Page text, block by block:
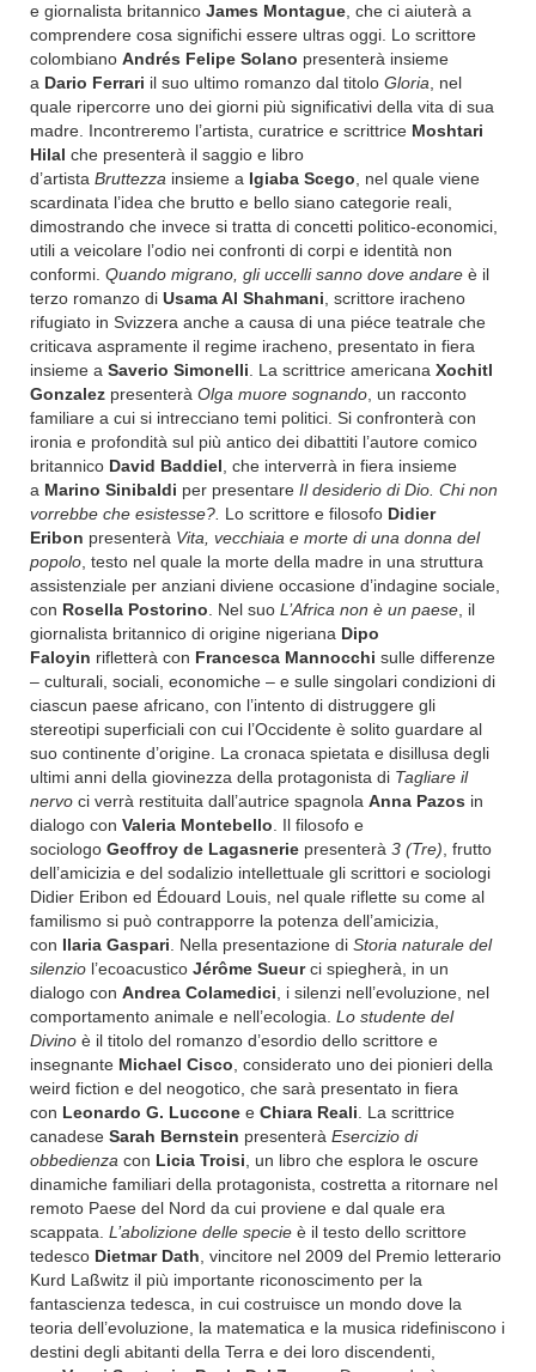
e giornalista britannico James Montague , che ci aiuterà a
comprendere cosa significhi essere ultras oggi. Lo scrittore
colombiano Andrés Felipe Solano presenterà insieme
a Dario Ferrari il suo ultimo romanzo dal titolo Gloria , nel
quale ripercorre uno dei giorni più significativi della vita di sua
madre. Incontreremo l’artista, curatrice e scrittrice Moshtari
Hilal che presenterà il saggio e libro
d’artista Bruttezza insieme a Igiaba Scego , nel quale viene
scardinata l’idea che brutto e bello siano categorie reali,
dimostrando che invece si tratta di concetti politico-economici,
utili a veicolare l’odio nei confronti di corpi e identità non
conformi. Quando migrano, gli uccelli sanno dove andare è il
terzo romanzo di Usama Al Shahmani , scrittore iracheno
rifugiato in Svizzera anche a causa di una piéce teatrale che
criticava aspramente il regime iracheno, presentato in fiera
insieme a Saverio Simonelli . La scrittrice americana Xochitl
Gonzalez presenterà Olga muore sognando , un racconto
familiare a cui si intrecciano temi politici. Si confronterà con
ironia e profondità sul più antico dei dibattiti l’autore comico
britannico David Baddiel , che interverrà in fiera insieme
a Marino Sinibaldi per presentare Il desiderio di Dio. Chi non
vorrebbe che esistesse?. Lo scrittore e filosofo Didier
Eribon presenterà Vita, vecchiaia e morte di una donna del
popolo , testo nel quale la morte della madre in una struttura
assistenziale per anziani diviene occasione d’indagine sociale,
con Rosella Postorino . Nel suo L’Africa non è un paese , il
giornalista britannico di origine nigeriana Dipo
Faloyin rifletterà con Francesca Mannocchi sulle differenze
– culturali, sociali, economiche – e sulle singolari condizioni di
ciascun paese africano, con l’intento di distruggere gli
stereotipi superficiali con cui l’Occidente è solito guardare al
suo continente d’origine. La cronaca spietata e disillusa degli
ultimi anni della giovinezza della protagonista di Tagliare il
nervo ci verrà restituita dall’autrice spagnola Anna Pazos in
dialogo con Valeria Montebello . Il filosofo e
sociologo Geoffroy de Lagasnerie presenterà 3 (Tre) , frutto
dell’amicizia e del sodalizio intellettuale gli scrittori e sociologi
Didier Eribon ed Édouard Louis, nel quale riflette su come al
familismo si può contrapporre la potenza dell’amicizia,
con Ilaria Gaspari . Nella presentazione di Storia naturale del
silenzio l’ecoacustico Jérôme Sueurci spiegherà, in un
dialogo con Andrea Colamedici
i silenzi nell’evoluzione, nel
comportamento animale e nell’ecologia. Lo studente del
Divino è il titolo del romanzo d’esordio dello scrittore e
insegnante Michael Cisco , considerato uno dei pionieri della
weird fiction e del neogotico, che sarà presentato in fiera
con Leonardo G. Luccone e Chiara Reali . La scrittrice
canadese Sarah Bernstein presenterà Esercizio di
obbedienza con Licia Troisi , un libro che esplora le oscure
dinamiche familiari della protagonista, costretta a ritornare nel
remoto Paese del Nord da cui proviene e dal quale era
scappata. L’abolizione delle specie è il testo dello scrittore
tedesco Dietmar Dath , vincitore nel 2009 del Premio letterario
Kurd Laßwitz il più importante riconoscimento per la
fantascienza tedesca, in cui costruisce un mondo dove la
teoria dell’evoluzione, la matematica e la musica ridefiniscono i
destini degli abitanti della Terra e dei loro discendenti,